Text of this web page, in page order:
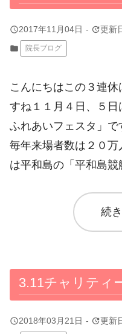
query_builder2017年11月04日 - update更新
folder 院長ブログ
こんにちはこの３連
すね１１月４日、５
ふれあいフェスタ」で
毎年来場者数は２０
は平和島の「平和島
続
3.11チャリティ
query_builder2018年03月21日 - update更新